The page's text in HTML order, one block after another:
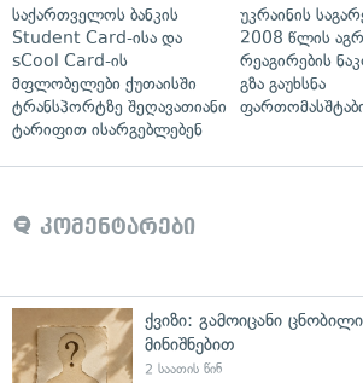
საქართველოს ბანკის
Student Card-ისა და
sCool Card-ის
მფლობელები ქუთაისში
ტრანსპორტზე შეღავათიანი
ტარიფით ისარგებლებენ
უკრაინის
2008 წლის
რეაგირების
გზა გაუხსნა
კომენტარები
ქვიზი: გამოიცანი
მინიშნებით
2 საათის წინ